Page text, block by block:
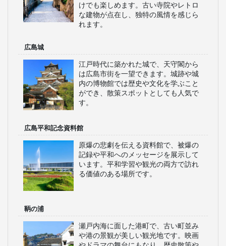
けでも楽しめます。古い寺院やレトロ
な建物が点在し、独特の風情を感じら
れます。
広島城
江戸時代に築かれた城で、天守閣から
は広島市街を一望できます。城跡や城
内の博物館では歴史や文化を学ぶこと
ができ、散策スポットとしても人気で
す。
広島平和記念資料館
原爆の悲劇を伝える資料館で、被爆の
記録や平和へのメッセージを展示して
います。平和学習や観光の両方で訪れ
る価値のある場所です。
鞆の浦
瀬戸内海に面した港町で、古い町並み
や港の景観が美しい観光地です。映画